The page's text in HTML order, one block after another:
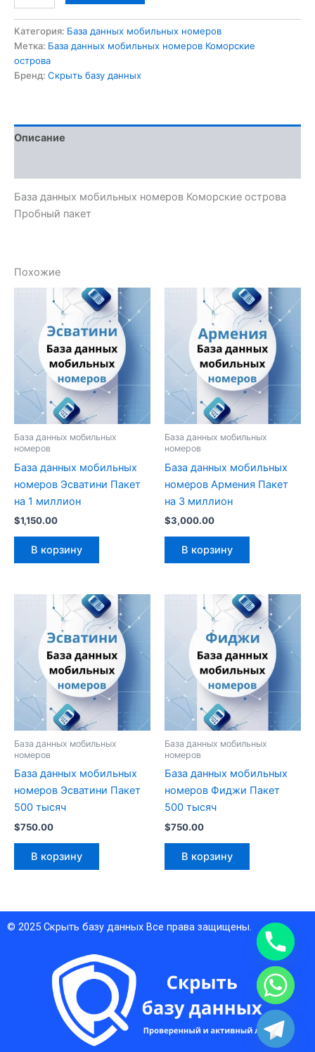
Категория: База данных мобильных номеров
Метка: База данных мобильных номеров Коморские
острова
Бренд: Скрыть базу данных
Описание
База данных мобильных номеров Коморские острова
Пробный пакет
Похожие
База данных мобильных
номеров
База данных мобильных
номеров Эсватини Пакет
на 1 миллион
$1,150.00
В корзину
База данных мобильных
номеров
База данных мобильных
номеров Армения Пакет
на 3 миллион
$3,000.00
В корзину
База данных мобильных
номеров
База данных мобильных
номеров Эсватини Пакет
500 тысяч
$750.00
В корзину
База данных мобильных
номеров
База данных мобильных
номеров Фиджи Пакет
500 тысяч
$750.00
В корзину
© 2025 Скрыть базу данных Все права защищены.